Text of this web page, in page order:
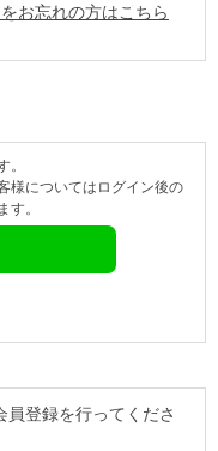
お忘れの方はこちら
様についてはログイン後の
。
登録を行ってくださ